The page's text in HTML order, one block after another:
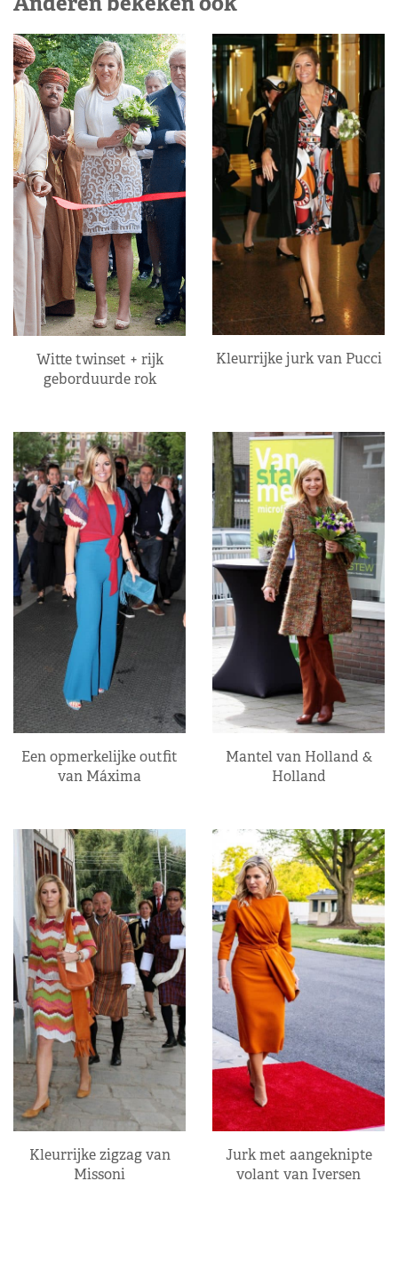
Witte twinset + rijk
geborduurde rok
Kleurrijke jurk van Pucci
Een opmerkelijke outfit
van Máxima
Mantel van Holland &
Holland
Kleurrijke zigzag van
Missoni
Jurk met aangeknipte
volant van Iversen